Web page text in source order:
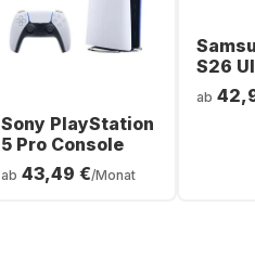
Sony PlayStation
5 Pro Console
ab 43,49 €/Monat
S26
ab